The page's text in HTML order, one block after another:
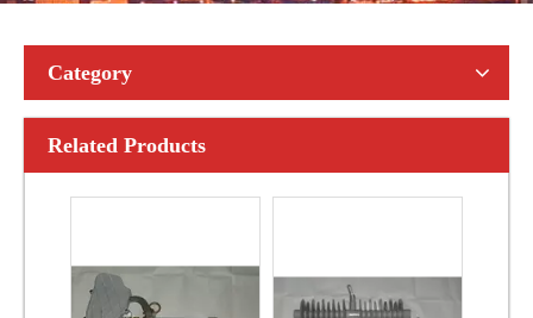
Category
Related Products